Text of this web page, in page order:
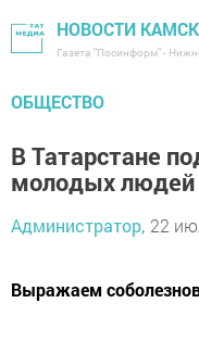
НОВОСТИ
Газета "Посинформ" -
ОБЩЕСТВО
В Татарстане
молодых людей
Администратор, 22
Выражаем